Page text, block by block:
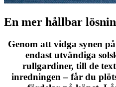
En mer hållbar
Genom att vidga synen
endast utvändiga
rullgardiner, till de
inredningen – får du